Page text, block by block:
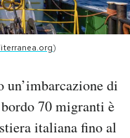
)
un’imbarcazione di
70 migranti è
italiana fino al